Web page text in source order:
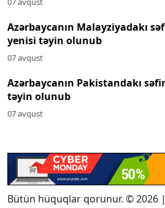
Azərbaycanın Malayziyadakı
yenisi təyin olunub
07 avqust
Azərbaycanın Pakistandakı
təyin olunub
07 avqust
Bütün hüquqlar qorunur. © 2026